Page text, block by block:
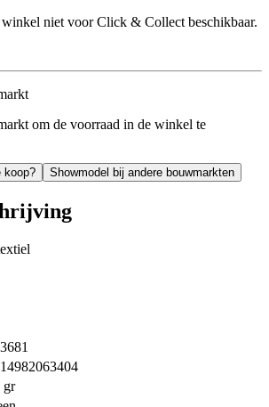
niet voor Click & Collect beschikbaar.
om de voorraad in de winkel te
koop? Showmodel bij andere bouwmarkten
gr